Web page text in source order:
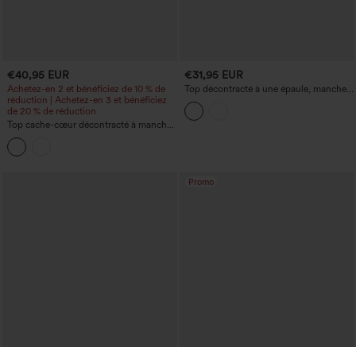
€40,95 EUR
Achetez-en 2 et bénéficiez de 10 % de
réduction | Achetez-en 3 et bénéficiez
de 20 % de réduction
Top cache-cœur décontracté à manches
longues et col en V
€31,95 EUR
Top décontracté à une épaule, manches
courtes, ourlet arrondi, à rayures, avec
soutien-gorge intégré
Promo